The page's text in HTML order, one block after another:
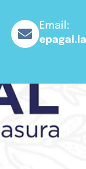
Email: